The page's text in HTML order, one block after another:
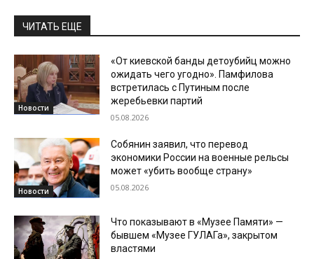
ЧИТАТЬ ЕЩЕ
Новости
«От киевской банды детоубийц можно
ожидать чего угодно». Памфилова
встретилась с Путиным после
жеребьевки партий
05.08.2026
Новости
Собянин заявил, что перевод
экономики России на военные рельсы
может «убить вообще страну»
05.08.2026
Что показывают в «Музее Памяти» —
бывшем «Музее ГУЛАГа», закрытом
властями